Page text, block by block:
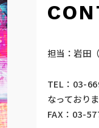
担当：岩田
TEL：03-
なっておりま
FAX：03-